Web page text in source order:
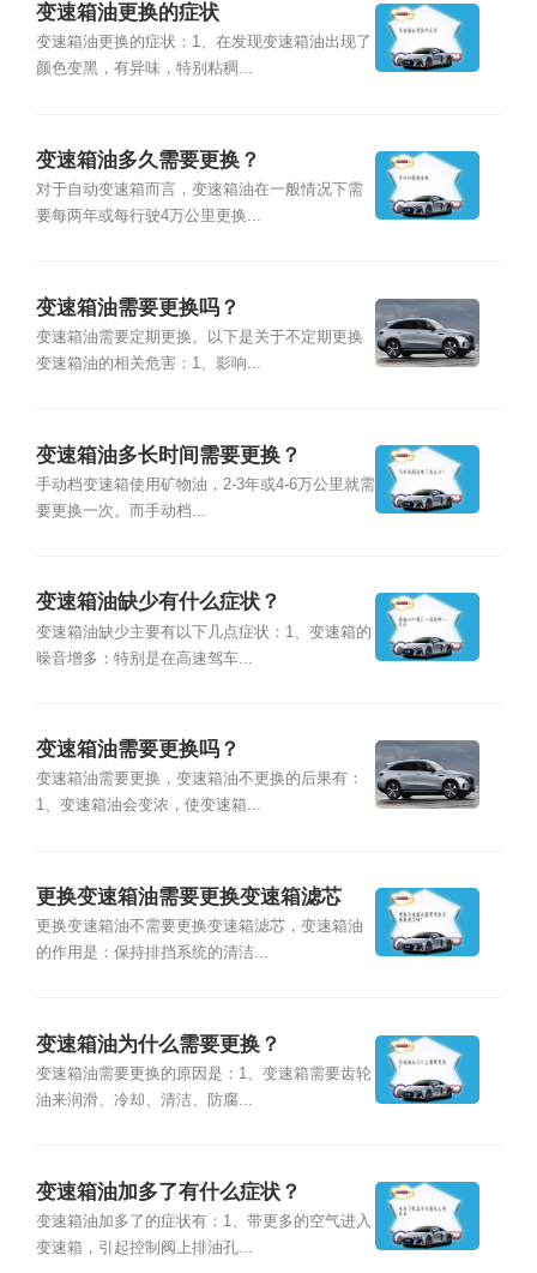
变速箱油更换的症状
变速箱油更换的症状：1、在发现变速箱油出现了
颜色变黑，有异味，特别粘稠...
变速箱油多久需要更换？
对于自动变速箱而言，变速箱油在一般情况下需
要每两年或每行驶4万公里更换...
变速箱油需要更换吗？
变速箱油需要定期更换。以下是关于不定期更换
变速箱油的相关危害：1、影响...
变速箱油多长时间需要更换？
手动档变速箱使用矿物油，2-3年或4-6万公里就需
要更换一次。而手动档...
变速箱油缺少有什么症状？
变速箱油缺少主要有以下几点症状：1、变速箱的
噪音增多：特别是在高速驾车...
变速箱油需要更换吗？
变速箱油需要更换，变速箱油不更换的后果有：
1、变速箱油会变浓，使变速箱...
更换变速箱油需要更换变速箱滤芯
吗？
更换变速箱油不需要更换变速箱滤芯，变速箱油
的作用是：保持排挡系统的清洁...
变速箱油为什么需要更换？
变速箱油需要更换的原因是：1、变速箱需要齿轮
油来润滑、冷却、清洁、防腐...
变速箱油加多了有什么症状？
变速箱油加多了的症状有：1、带更多的空气进入
变速箱，引起控制阀上排油孔...